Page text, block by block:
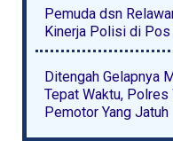
Pemuda dsn
Kinerja Polisi di Pos
Ditengah Gelapnya
Tepat Waktu,
Pemotor Yang Jatuh